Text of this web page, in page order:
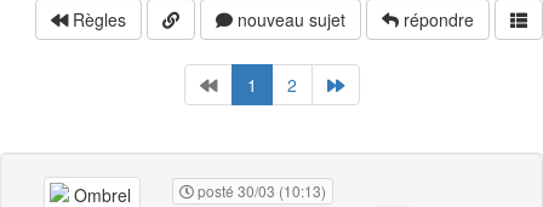
Règles
nouveau sujet répondre
1 2
posté 30/03 (10:13)